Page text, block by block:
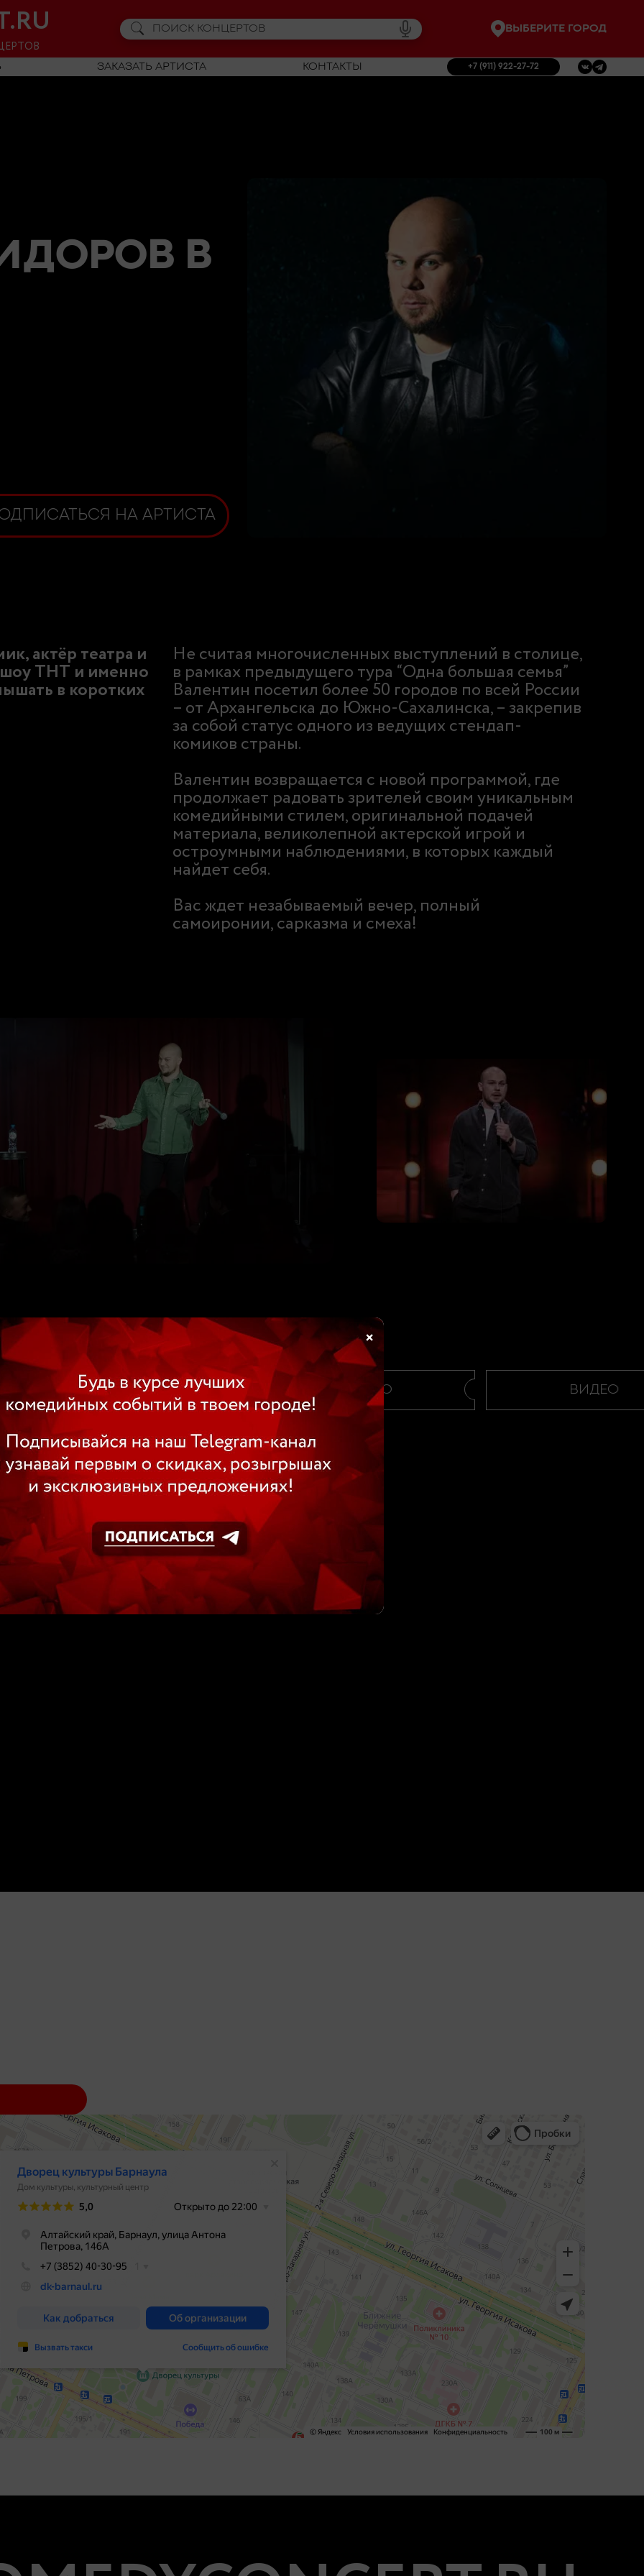
×
ВЫБЕРИТЕ ГОРОД
ЗАКАЗАТЬ АРТИСТА КОНТАКТЫ +7 (911) 922-27-72
В
НА АРТИСТА
актёр театра и
шоу ТНТ и именно
в коротких
Не считая многочисленных выступлений в столице,
в рамках предыдущего тура “Одна большая семья”
Валентин посетил более 50 городов по всей России
– от Архангельска до Южно-Сахалинска, – закрепив
за собой статус одного из ведущих стендап-
комиков страны.
Валентин возвращается с новой программой, где
продолжает радовать зрителей своим уникальным
комедийными стилем, оригинальной подачей
материала, великолепной актерской игрой и
остроумными наблюдениями, в которых каждый
найдет себя.
Вас ждет незабываемый вечер, полный
самоиронии, сарказма и смеха!
ВИДЕО ВИДЕО ВИДЕО